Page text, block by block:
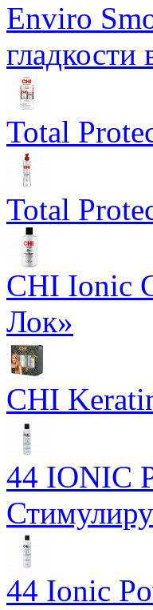
Enviro
гладкости
Total
Total
CHI Ionic
Лок»
CHI
44 IONIC
44 Ionic